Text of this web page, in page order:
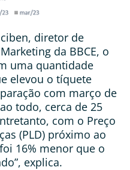
diretor de
da BBCE, o
uma quantidade
elevou o tíquete
com março de
todo, cerca de 25
com o Preço
(PLD) próximo ao
16% menor que o
explica.